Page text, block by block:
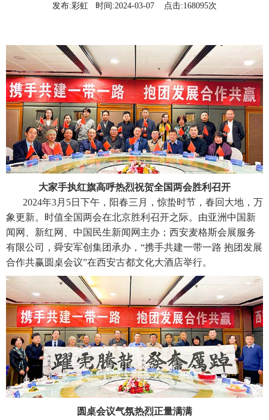
发布:彩虹 时间:2024-03-07 点击:168095次
大家手执红旗高呼热烈祝贺全国两会胜利召开
2024年3月5日下午，阳春三月，惊蛰时节，春回大地，万
象更新。时值全国两会在北京胜利召开之际。由亚洲中国新
闻网、新红网、中国民生新闻网主办；西安麦格斯会展服务
有限公司，舜安军创集团承办，“携手共建一带一路 抱团发展
合作共赢圆桌会议”在西安古都文化大酒店举行。
圆桌会议气氛热烈正量满满